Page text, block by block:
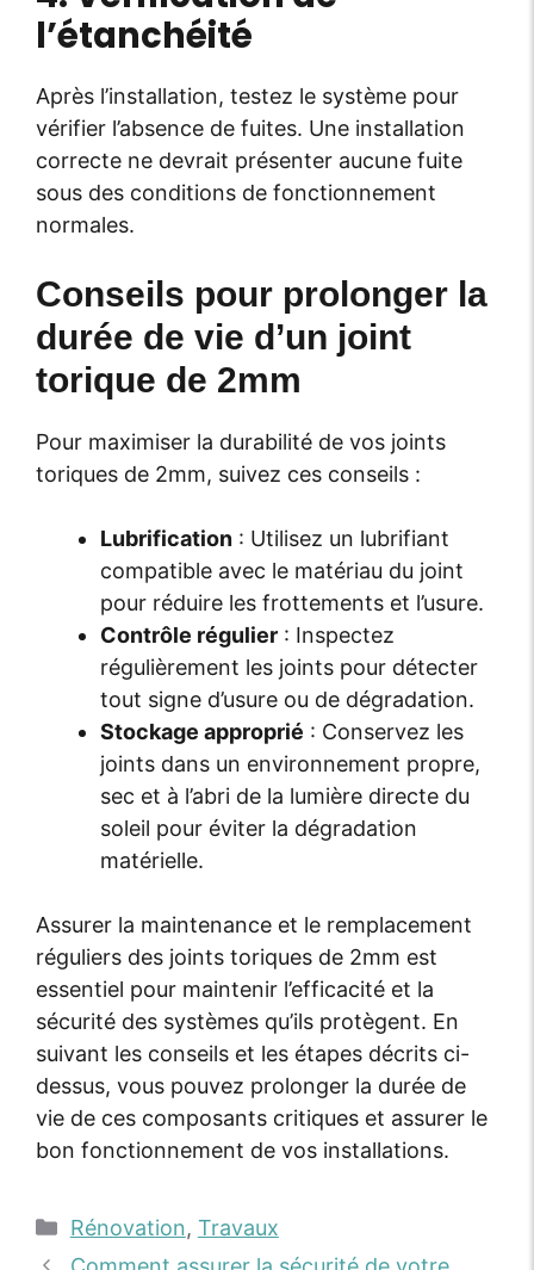
l’étanchéité
Après l’installation, testez le système pour
vérifier l’absence de fuites. Une installation
correcte ne devrait présenter aucune fuite
sous des conditions de fonctionnement
normales.
Conseils pour prolonger la
durée de vie d’un joint
torique de 2mm
Pour maximiser la durabilité de vos joints
toriques de 2mm, suivez ces conseils :
Lubrification : Utilisez un lubrifiant
compatible avec le matériau du joint
pour réduire les frottements et l’usure.
Contrôle régulier : Inspectez
régulièrement les joints pour détecter
tout signe d’usure ou de dégradation.
Stockage approprié : Conservez les
joints dans un environnement propre,
sec et à l’abri de la lumière directe du
soleil pour éviter la dégradation
matérielle.
Assurer la maintenance et le remplacement
réguliers des joints toriques de 2mm est
essentiel pour maintenir l’efficacité et la
sécurité des systèmes qu’ils protègent. En
suivant les conseils et les étapes décrits ci-
dessus, vous pouvez prolonger la durée de
vie de ces composants critiques et assurer le
bon fonctionnement de vos installations.
Rénovation, Travaux